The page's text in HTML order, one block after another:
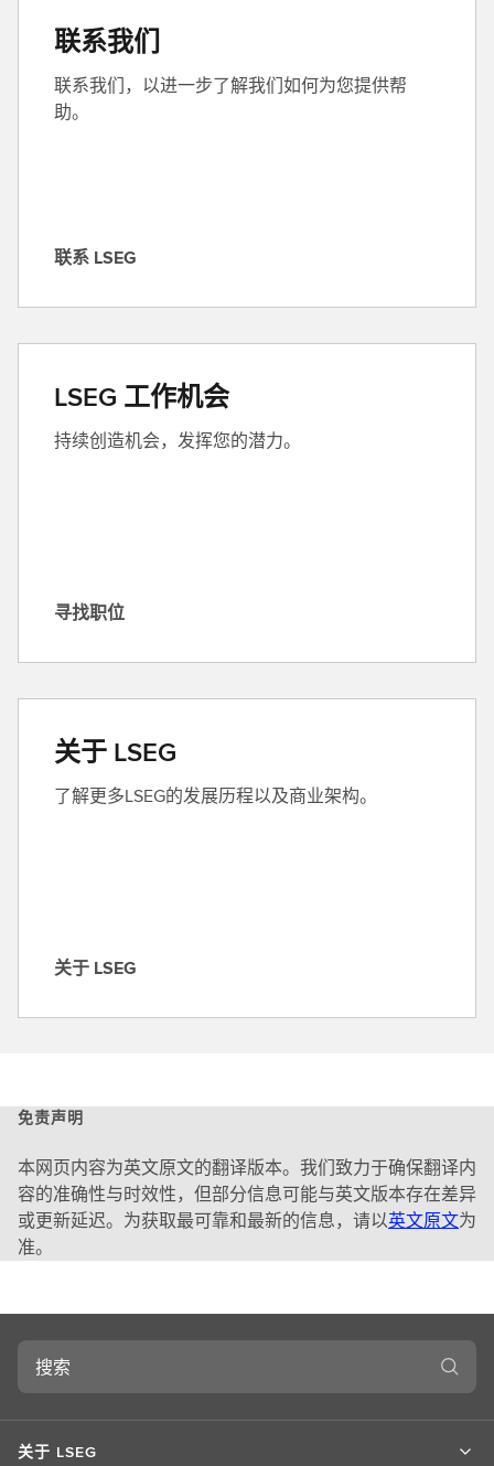
联系我们
联系我们，以进一步了解我们如何为您提供帮
助。
联
S
G
联系 LSEG
LSEG 工作机会
持续创造机会，发挥您的潜力。
寻
位
寻找职位
关于 LSEG
了解更多LSEG的发展历程以及商业架构。
关
G
关于 LSEG
免责声明
本网页内容为英文原文的翻译版本。我们致力于确保翻译内
容的准确性与时效性，但部分信息可能与英文版本存在差异
或更新延迟。为获取最可靠和最新的信息，请以英文原文为
准。
搜
关于 LSEG